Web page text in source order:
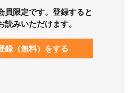
員限定です。登録すると
読みいただけます。
録（無料）をする